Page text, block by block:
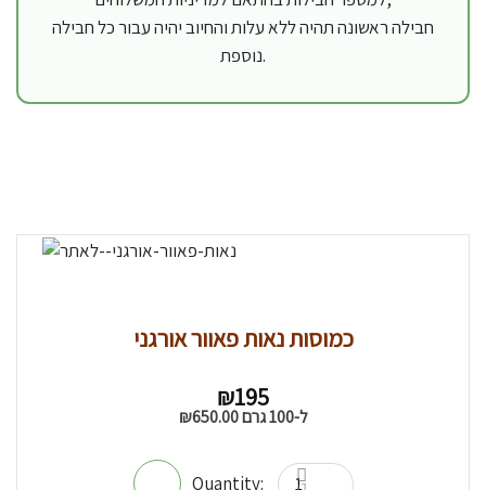
חבילה ראשונה תהיה ללא עלות והחיוב יהיה עבור כל חבילה
נוספת.
כמוסות נאות פאוור אורגני
₪195
₪650.00 ל-100 גרם